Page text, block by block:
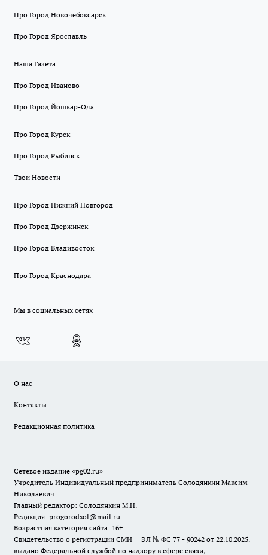
Про Город Новочебоксарск
Про Город Ярославль
Наша Газета
Про Город Иваново
Про Город Йошкар-Ола
Про Город Курск
Про Город Рыбинск
Твои Новости
Про Город Нижний Новгород
Про Город Дзержинск
Про Город Владивосток
Про Город Краснодара
Мы в социальных сетях
О нас
Контакты
Редакционная политика
Сетевое издание «pg02.ru»
Учредитель Индивидуальный предприниматель Солодянкин Максим
Николаевич
Главный редактор: Солодянкин М.Н.
Редакция: progorodsol@mail.ru
Возрастная категория сайта: 16+
Свидетельство о регистрации СМИ ЭЛ № ФС 77 - 90242 от 22.10.2025.
выдано Федеральной службой по надзору в сфере связи,